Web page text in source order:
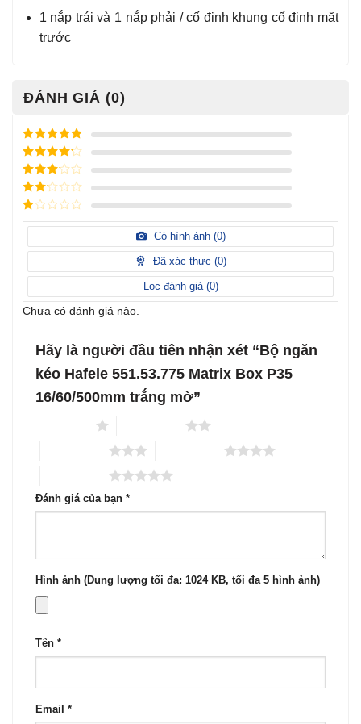
1 nắp trái và 1 nắp phải / cố định khung cố định mặt
trước
ĐÁNH GIÁ (0)
Được xếp
hạng
5
5
sao
Được xếp
hạng
4
5
sao
Được
xếp
hạng3
5 sao
Được
hạng
sao
Được
hạng
sao
Có hình ảnh (0)
Đã xác thực (0)
Lọc đánh giá (0)
Chưa có đánh giá nào.
Hãy là người đầu tiên nhận xét “Bộ ngăn
kéo Hafele 551.53.775 Matrix Box P35
16/60/500mm trắng mờ”
Đánh giá của bạn *
Hình ảnh (Dung lượng tối đa: 1024 KB, tối đa 5 hình ảnh)
Tên *
Email *